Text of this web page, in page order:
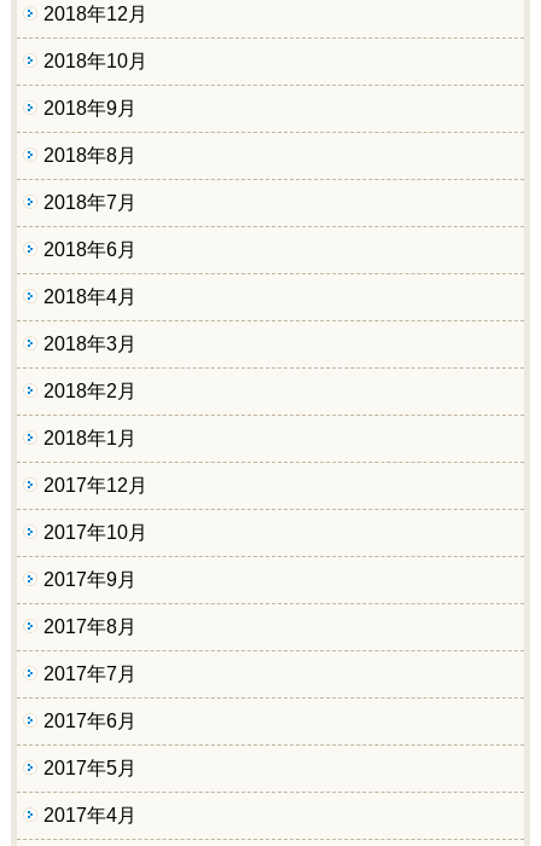
2018年12月
2018年10月
2018年9月
2018年8月
2018年7月
2018年6月
2018年4月
2018年3月
2018年2月
2018年1月
2017年12月
2017年10月
2017年9月
2017年8月
2017年7月
2017年6月
2017年5月
2017年4月